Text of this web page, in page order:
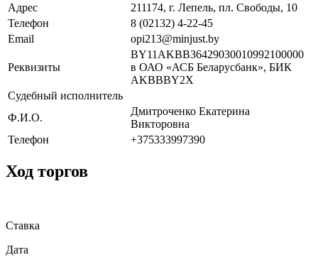
Адрес
211174, г. Лепель, пл. Свободы, 10
Телефон
8 (02132) 4-22-45
Email
opi213@minjust.by
Реквизиты
BY11AKBB36429030010992100000
в ОАО «АСБ Беларусбанк», БИК
AKBBBY2X
Судебный исполнитель
Ф.И.О.
Дмитроченко Екатерина
Викторовна
Телефон
+375333997390
Ход торгов
Ставка
Дата